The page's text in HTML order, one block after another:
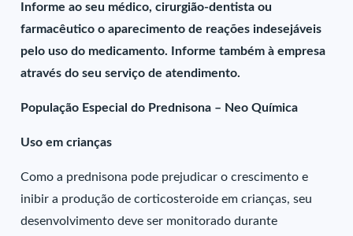
Informe ao seu médico, cirurgião-dentista ou
farmacêutico o aparecimento de reações indesejáveis
pelo uso do medicamento. Informe também à empresa
através do seu serviço de atendimento.
População Especial do Prednisona – Neo Química
Uso em crianças
Como a prednisona pode prejudicar o crescimento e
inibir a produção de corticosteroide em crianças, seu
desenvolvimento deve ser monitorado durante